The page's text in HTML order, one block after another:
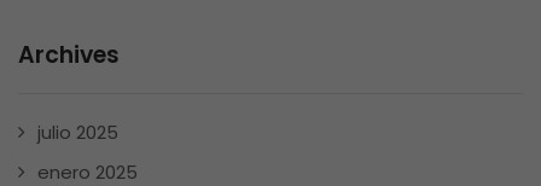
Archives
julio 2025
enero 2025